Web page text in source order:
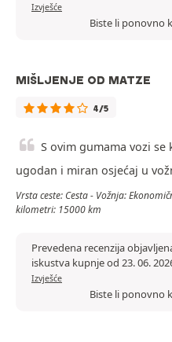
Izvješće
Biste li ponovno
MIŠLJENJE OD MATZE
4/5
S ovim gumama vozi
ugodan i miran osjećaj u
Vrsta ceste: Cesta - Vožnja:
kilometri: 15000 km
Prevedena recenzija
iskustva kupnje od 23. 06.
Izvješće
Biste li ponovno